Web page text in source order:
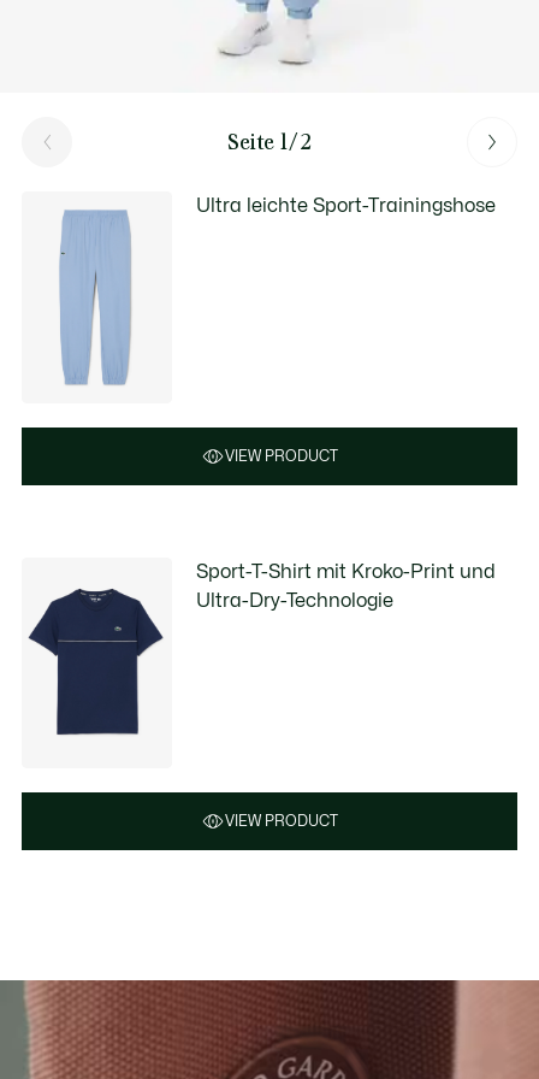
Seite 1/2
Ultra leichte Sport-Trainingshose
VIEW PRODUCT
Sport-T-Shirt mit Kroko-Print und
Ultra-Dry-Technologie
VIEW PRODUCT